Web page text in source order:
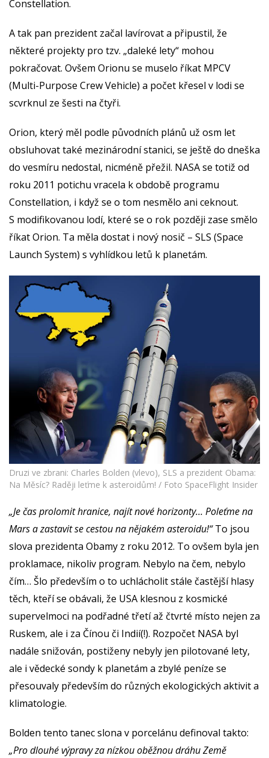
Constellation.
A tak pan prezident začal lavírovat a připustil, že
některé projekty pro tzv. „daleké lety“ mohou
pokračovat. Ovšem Orionu se muselo říkat MPCV
(Multi-Purpose Crew Vehicle) a počet křesel v lodi se
scvrknul ze šesti na čtyři.
Orion, který měl podle původních plánů už osm let
obsluhovat také mezinárodní stanici, se ještě do dneška
do vesmíru nedostal, nicméně přežil. NASA se totiž od
roku 2011 potichu vracela k obdobě programu
Constellation, i když se o tom nesmělo ani ceknout.
S modifikovanou lodí, které se o rok později zase smělo
říkat Orion. Ta měla dostat i nový nosič – SLS (Space
Launch System) s vyhlídkou letů k planetám.
Druzi ve zbrani: Charles Bolden (vlevo), SLS a prezident Obama:
Na Měsíc? Raději leťme k asteroidům! / Foto SpaceFlight Insider
„Je čas prolomit hranice, najít nové horizonty… Poleťme na
Mars a zastavit se cestou na nějakém asteroidu!“To jsou
slova prezidenta Obamy z roku 2012. To ovšem byla jen
proklamace, nikoliv program. Nebylo na čem, nebylo
čím… Šlo především o to uchlácholit stále častější hlasy
těch, kteří se obávali, že USA klesnou z kosmické
supervelmoci na podřadné třetí až čtvrté místo nejen za
Ruskem, ale i za Čínou či Indií(!). Rozpočet NASA byl
nadále snižován, postiženy nebyly jen pilotované lety,
ale i vědecké sondy k planetám a zbylé peníze se
přesouvaly především do různých ekologických aktivit a
klimatologie.
Bolden tento tanec slona v porcelánu definoval takto:
„Pro dlouhé výpravy za nízkou oběžnou dráhu Země